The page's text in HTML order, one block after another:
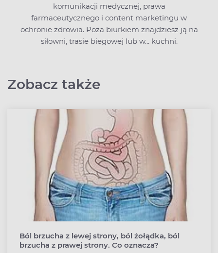
komunikacji medycznej, prawa
farmaceutycznego i content marketingu w
ochronie zdrowia. Poza biurkiem znajdziesz ją na
siłowni, trasie biegowej lub w... kuchni.
Zobacz także
Ból brzucha z lewej strony, ból żołądka, ból
brzucha z prawej strony. Co oznacza?